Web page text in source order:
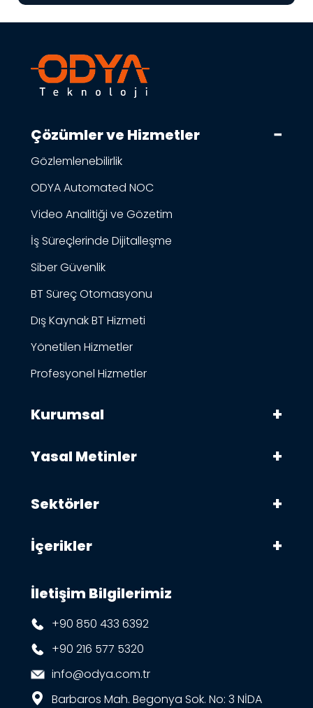
Çözümler ve Hizmetler
Gözlemlenebilirlik
ODYA Automated NOC
Video Analitiği ve Gözetim
İş Süreçlerinde Dijitalleşme
Siber Güvenlik
BT Süreç Otomasyonu
Dış Kaynak BT Hizmeti
Yönetilen Hizmetler
Profesyonel Hizmetler
Kurumsal
Yasal Metinler
Sektörler
İçerikler
İletişim Bilgilerimiz
+90 850 433 6392
+90 216 577 5320
info@odya.com.tr
Barbaros Mah. Begonya Sok. No: 3 NİDA